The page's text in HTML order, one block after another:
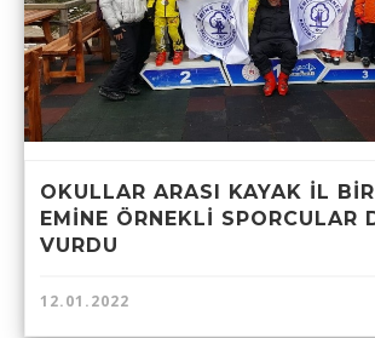
OKULLAR ARASI KAYAK İL
EMİNE ÖRNEKLİ SPORCULAR
VURDU
12.01.2022